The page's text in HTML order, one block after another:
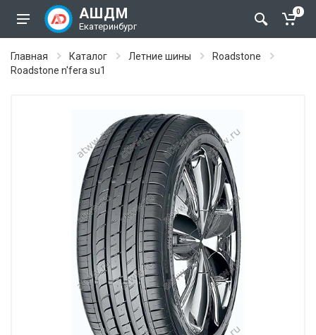
АШДМ
Екатеринбург
0
Главная Каталог Летние шины
Roadstone
Roadstone n'fera su1